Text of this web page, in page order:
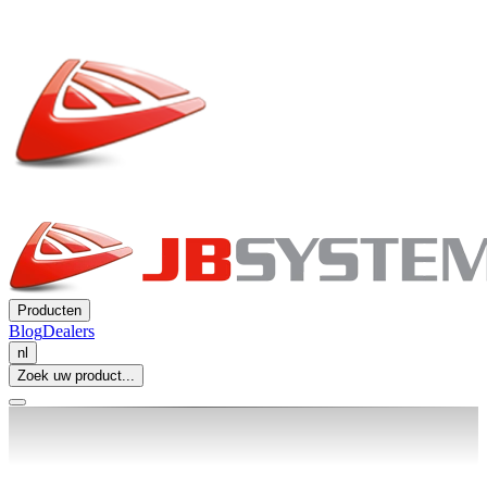
Producten
BlogDealers
nl
Zoek uw product...